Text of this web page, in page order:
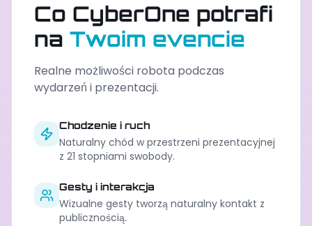
Co CyberOne potrafi
na Twoim evencie
Realne możliwości robota podczas
wydarzeń i prezentacji.
Chodzenie i ruch
Naturalny chód w przestrzeni prezentacyjnej
z 21 stopniami swobody.
Gesty i interakcja
Wizualne gesty tworzą naturalny kontakt z
publicznością.